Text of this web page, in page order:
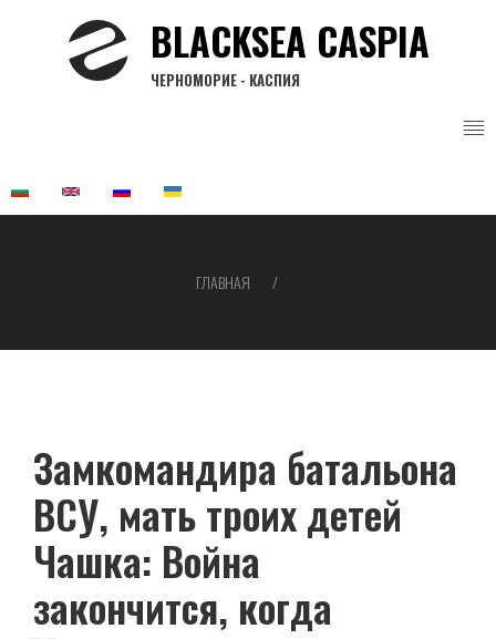
BLACKSEA CASPIA
ЧЕРНОМОРИЕ - КАСПИЯ
навигации
ГЛАВНАЯ
Замкомандира батальона
ВСУ, мать троих детей
Чашка: Война
закончится, когда